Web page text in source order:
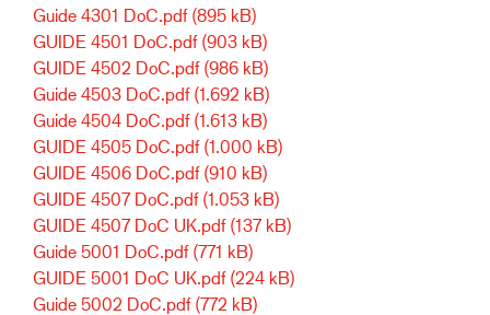
Guide 4301 DoC.pdf (895 kB)
GUIDE 4501 DoC.pdf (903 kB)
GUIDE 4502 DoC.pdf (986 kB)
Guide 4503 DoC.pdf (1.692 kB)
Guide 4504 DoC.pdf (1.613 kB)
GUIDE 4505 DoC.pdf (1.000 kB)
GUIDE 4506 DoC.pdf (910 kB)
GUIDE 4507 DoC.pdf (1.053 kB)
GUIDE 4507 DoC UK.pdf (137 kB)
Guide 5001 DoC.pdf (771 kB)
GUIDE 5001 DoC UK.pdf (224 kB)
Guide 5002 DoC.pdf (772 kB)